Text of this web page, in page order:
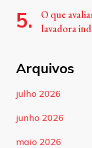
O que
lavadora
Arquivos
julho 2026
junho 2026
maio 2026